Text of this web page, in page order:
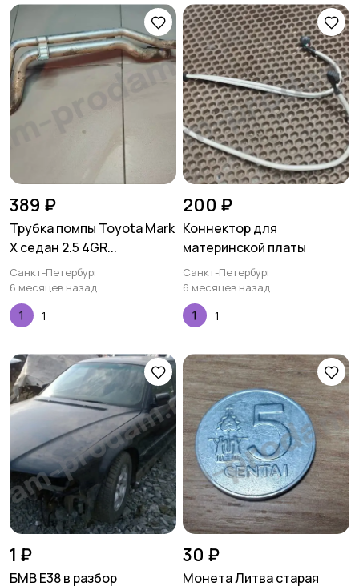
389 ₽
Трубка помпы Toyota Mark
X седан 2.5 4GR...
Санкт-Петербург
6 месяцев назад
1
200 ₽
Коннектор для
материнской платы
Санкт-Петербург
6 месяцев назад
1
1 ₽
БМВ Е38 в разбор
30 ₽
Монета Литва старая